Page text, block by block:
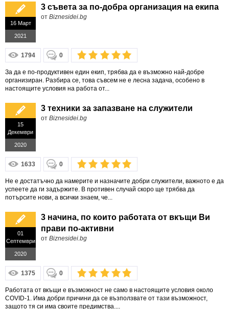
16 Март
2021
3 съвета за по-добра организация на екипа
от Biznesidei.bg
1794 0
За да е по-продуктивен един екип, трябва да е възможно най-добре
организиран. Разбира се, това съвсем не е лесна задача, особено в
настоящите условия на работа от...
15
Декември
2020
3 техники за запазване на служители
от Biznesidei.bg
1633 0
Не е достатъчно да намерите и назначите добри служители, важното е да
успеете да ги задържите. В противен случай скоро ще трябва да
потърсите нови, а всички знаем, че...
01
Септември
2020
3 начина, по които работата от вкъщи Ви
прави по-активни
от Biznesidei.bg
1375 0
Работата от вкъщи е възможност не само в настоящите условия около
COVID-1. Има добри причини да се възползвате от тази възможност,
защото тя си има своите предимства....